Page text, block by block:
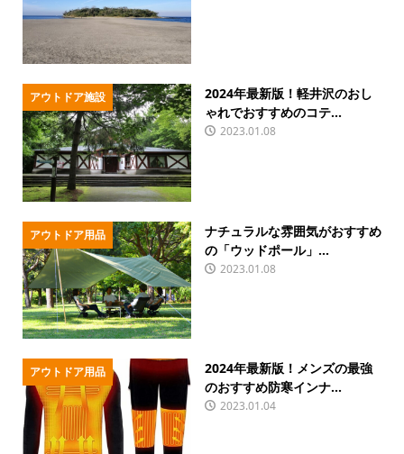
アウトドア施設
2024年最新版！軽井沢のおし
ゃれでおすすめのコテ...
2023.01.08
アウトドア用品
ナチュラルな雰囲気がおすすめ
の「ウッドポール」...
2023.01.08
アウトドア用品
2024年最新版！メンズの最強
のおすすめ防寒インナ...
2023.01.04